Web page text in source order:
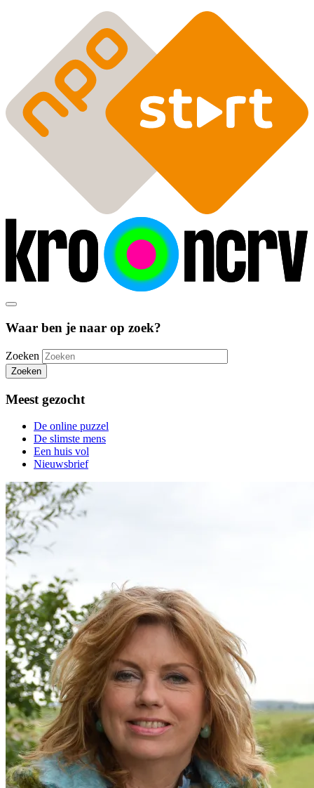
Waar ben je naar op zoek?
Zoeken
Zoeken
Meest gezocht
De online puzzel
De slimste mens
Een huis vol
Nieuwsbrief